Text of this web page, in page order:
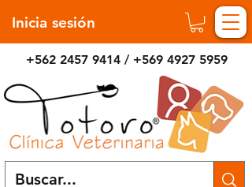
Inicia sesión
+562 2457 9414 / +569 4927 5959